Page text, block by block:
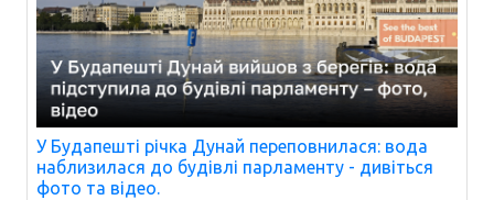
У Будапешті річка Дунай переповнилася: вода
наблизилася до будівлі парламенту - дивіться
фото та відео.